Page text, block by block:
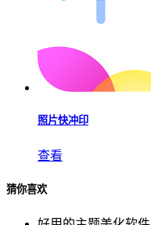
照片快冲印
查看
猜你喜欢